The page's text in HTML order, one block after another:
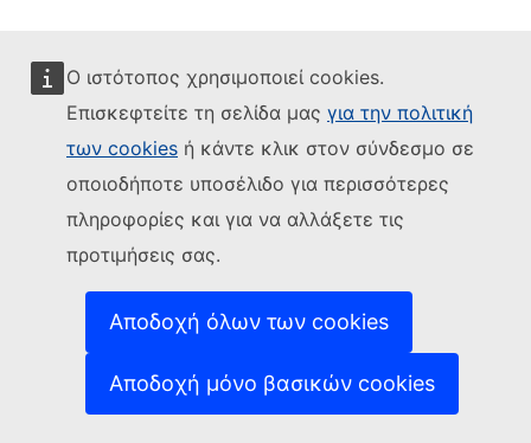
Ο ιστότοπος χρησιμοποιεί cookies.
Επισκεφτείτε τη σελίδα μας για την πολιτική
των cookies ή κάντε κλικ στον σύνδεσμο σε
οποιοδήποτε υποσέλιδο για περισσότερες
πληροφορίες και για να αλλάξετε τις
προτιμήσεις σας.
Αποδοχή όλων των cookies
Αποδοχή μόνο βασικών cookies